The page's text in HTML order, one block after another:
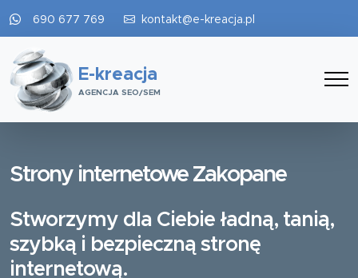
690 677 769 kontakt@e-kreacja.pl
E-kreacja
AGENCJA SEO/SEM
Strony internetowe Zakopane
Stworzymy dla Ciebie ładną, tanią,
szybką i bezpieczną stronę
internetową.